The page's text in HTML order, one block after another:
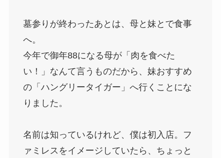
墓参りが終わったあとは、母と妹とで食事
へ。
今年で御年88になる母が「肉を食べた
い！」なんて言うものだから、妹おすすめ
の「ハングリータイガー」へ行くことにな
りました。
名前は知っているけれど、僕は初入店。フ
ァミレスをイメージしていたら、ちょっと